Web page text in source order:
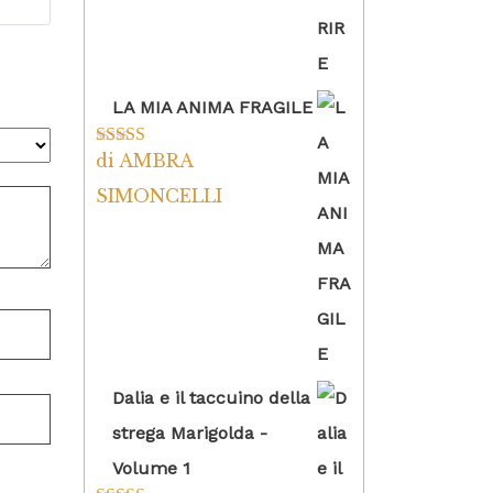
LA MIA ANIMA FRAGILE
Valutato5su
di AMBRA
SIMONCELLI
Dalia e il taccuino della
strega Marigolda -
Volume 1